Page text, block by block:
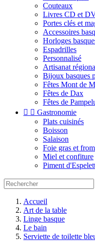
Couteaux
Livres CD et
Portes clés et
Accessoires
Horloges
Espadrilles
Personnalisé
Artisanat
Bijoux basques
Fêtes Mont de
Fêtes de Dax
Fêtes de
  Gastronomie
Plats cuisinés
Boisson
Salaison
Foie gras et
Miel et confiture
Piment
Accueil
Art de la table
Linge basque
Le bain
Serviette de toilette